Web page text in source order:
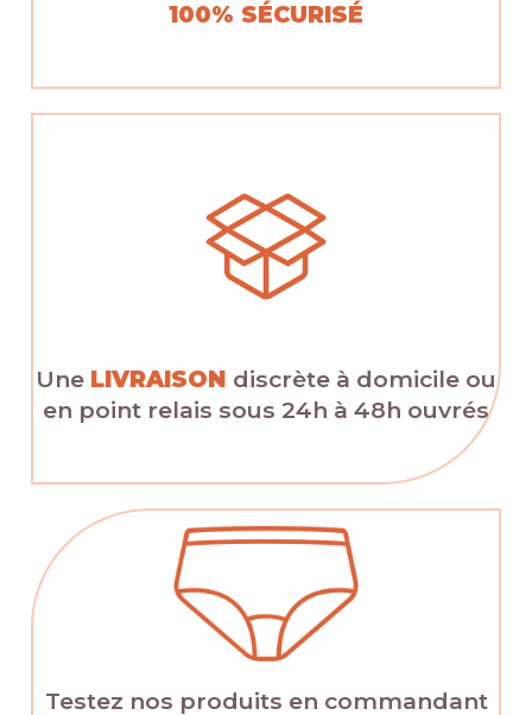
100% SÉCURISÉ
Une LIVRAISON discrète à domicile ou
en point relais sous 24h à 48h ouvrés
Testez nos produits en commandant